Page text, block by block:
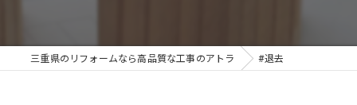
三重県のリフォームなら高品質な工事のアトラ #退去